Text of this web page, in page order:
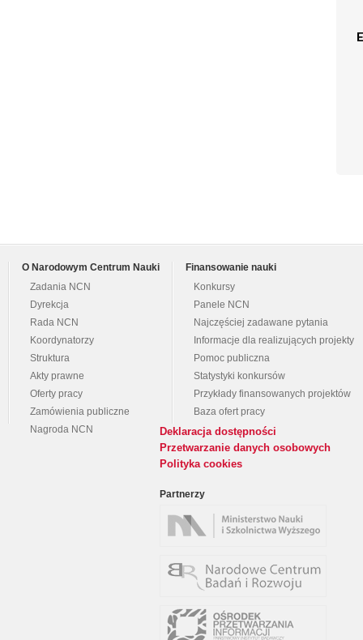
O Narodowym Centrum Nauki
Zadania NCN
Dyrekcja
Rada NCN
Koordynatorzy
Struktura
Akty prawne
Oferty pracy
Zamówienia publiczne
Nagroda NCN
Finansowanie nauki
Konkursy
Panele NCN
Najczęściej zadawane pytania
Informacje dla realizujących projekty
Pomoc publiczna
Statystyki konkursów
Przykłady finansowanych projektów
Baza ofert pracy
Deklaracja dostępności
Przetwarzanie danych osobowych
Polityka cookies
Partnerzy